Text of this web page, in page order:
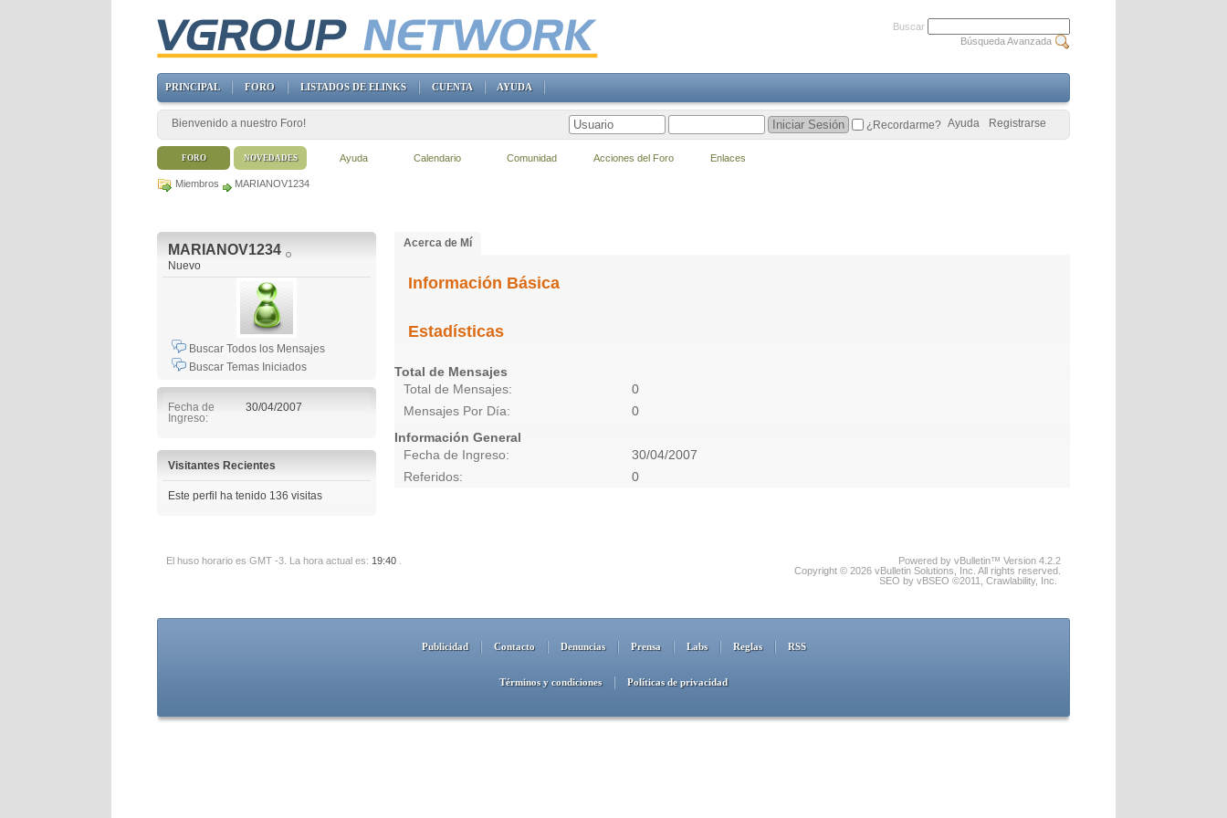
Miembros MARIANOV1234
MARIANOV1234
Nuevo
Buscar Todos los Mensajes
Buscar Temas Iniciados
Fecha de
Ingreso
30/04/2007
Visitantes Recientes
Este perfil ha tenido 136 visitas
Acerca de Mí
Información Básica
Estadísticas
Total de Mensajes
Total de Mensajes
0
Mensajes Por Día
0
Información General
Fecha de Ingreso
30/04/2007
Referidos
0
El huso horario es GMT -3. La hora actual es: 19:40
Powered by vBulletin™ Version 4.2.2
Copyright © 2026 vBulletin Solutions, Inc. All rights reserved.
SEO by vBSEO ©2011, Crawlability, Inc.
Publicidad Contacto Denuncias Prensa Labs Reglas RSS
Términos y condiciones Políticas de privacidad
Buscar
Búsqueda Avanzada
PRINCIPAL FORO LISTADOS DE ELINKS CUENTA AYUDA
Bienvenido a nuestro Foro! Registrarse
Ayuda
¿Recordarme?
FORO Ayuda Calendario Comunidad Acciones del Foro Enlaces
NOVEDADES